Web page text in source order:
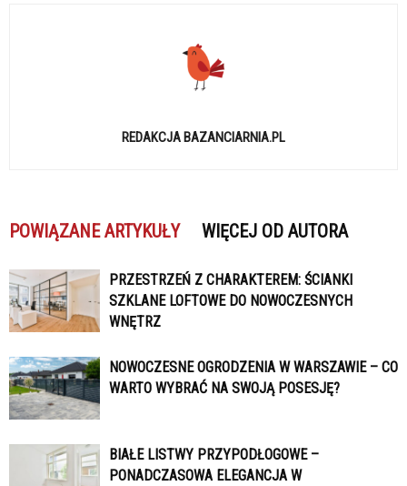
REDAKCJA BAZANCIARNIA.PL
POWIĄZANE ARTYKUŁY WIĘCEJ OD AUTORA
PRZESTRZEŃ Z CHARAKTEREM: ŚCIANKI
SZKLANE LOFTOWE DO NOWOCZESNYCH
WNĘTRZ
NOWOCZESNE OGRODZENIA W WARSZAWIE – CO
WARTO WYBRAĆ NA SWOJĄ POSESJĘ?
BIAŁE LISTWY PRZYPODŁOGOWE –
PONADCZASOWA ELEGANCJA W